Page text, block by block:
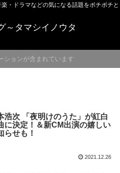
・ドラマなどの気になる話題をボチボチと
～タマシイノウタ
ションが含まれています
浩次 「夜明けのうた」が紅白
に決定！＆新CM出演の嬉しい
らせも！
2021.12.26